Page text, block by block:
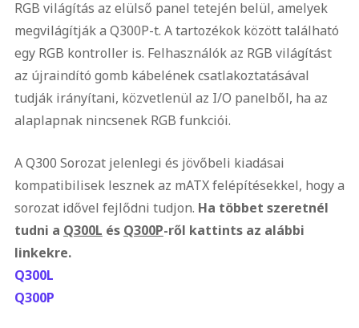
RGB világítás az elülső panel tetején belül, amelyek
megvilágítják a Q300P-t. A tartozékok között található
egy RGB kontroller is. Felhasználók az RGB világítást
az újraindító gomb kábelének csatlakoztatásával
tudják irányítani, közvetlenül az I/O panelből, ha az
alaplapnak nincsenek RGB funkciói.
A Q300 Sorozat jelenlegi és jövőbeli kiadásai
kompatibilisek lesznek az mATX felépítésekkel, hogy a
sorozat idővel fejlődni tudjon. Ha többet szeretnél
tudni a Q300L és Q300P-ről kattints az alábbi
linkekre.
Q300L
Q300P